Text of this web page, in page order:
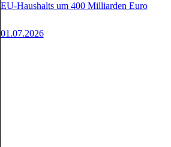
EU-Haushalts um 400 Milliarden Euro
01.07.2026